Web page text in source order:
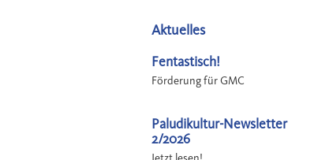
Aktuelles
Fentastisch!
Förderung für GMC
Paludikultur-Newsletter
2/2026